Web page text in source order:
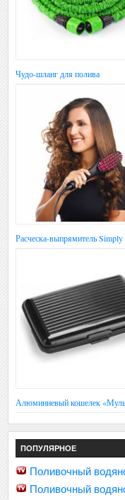
Чудо-шланг для полива
Расческа-выпрямитель
Алюминиевый кошелек
ПОПУЛЯРНОЕ
Поливочный
Поливочный